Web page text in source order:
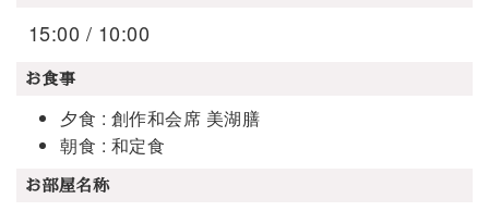
15:00 / 10:00
お食事
夕食 : 創作和会席 美湖膳
朝食 : 和定食
お部屋名称